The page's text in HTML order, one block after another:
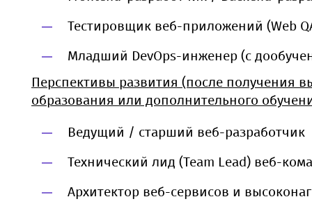
Тестировщик веб-приложений (Web
Младший DevOps-инженер (с
Перспективы развития (после получения
образования или дополнительного
Ведущий / старший веб-разработчик
Технический лид (Team Lead) веб-
Архитектор веб-сервисов и